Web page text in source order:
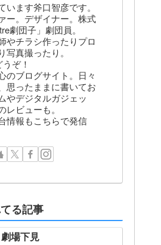
います斧口智彦です。
ー。デザイナー。株式
劇団子」劇団員。
やチラシ作ったりプロ
写真撮ったり。
ぞ！
のブログサイト。日々
思ったままに書いてお
やデジタルガジェッ
レビューも。
情報もこちらで発信
る記事
劇場下見